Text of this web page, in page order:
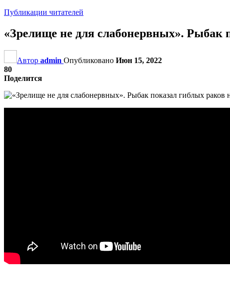
Публикации читателей
«Зрелище не для слабонервных». Рыбак
Автор admin Опубликовано Июн 15, 2022
80
Поделится